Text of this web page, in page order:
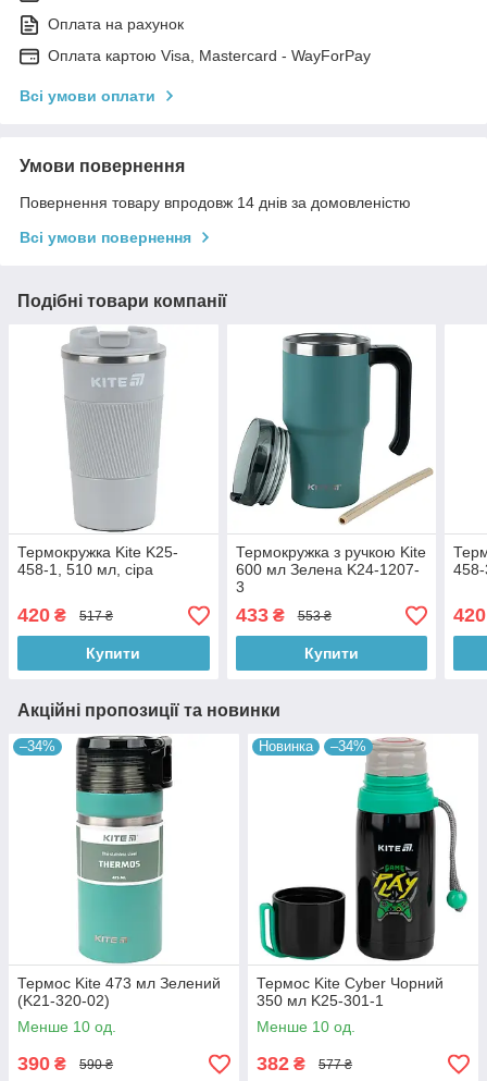
Оплата на рахунок
Оплата картою Visa, Mastercard - WayForPay
Всі умови оплати
Умови повернення
Повернення товару впродовж 14 днів за домовленістю
Всі умови повернення
Подібні товари компанії
Термокружка Kite K25-
458-1, 510 мл, сіра
420 ₴ 517 ₴
Купити
Термокружка з ручкою Kite
600 мл Зелена K24-1207-
3
433₴ 553 ₴
Купити
420
Акційні пропозиції та новинки
–34%
Термос Kite 473 мл Зелений
(K21-320-02)
Менше 10 од.
390 ₴ 590 ₴
Новинка –34%
Термос Kite Cyber Чорний
350 мл K25-301-1
Менше 10 од.
382 ₴ 577 ₴